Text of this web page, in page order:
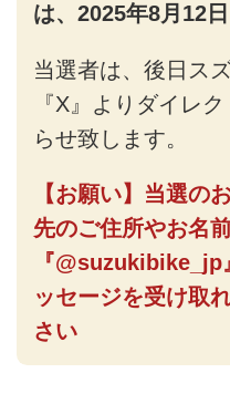
は、2025年8月12
当選者は、後日ス
『X』よりダイレ
らせ致します。
【お願い】当選の
先のご住所やお名
『@suzukibike_jp
ッセージを受け取
さい